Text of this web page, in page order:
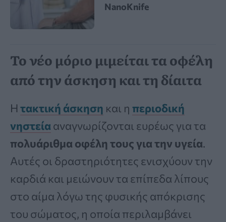
NanoKnife
Το νέο μόριο μιμείται τα οφέλη
από την άσκηση και τη δίαιτα
Η τακτική άσκηση και η περιοδική
νηστεία αναγνωρίζονται ευρέως για τα
πολυάριθμα οφέλη τους για την υγεία.
Αυτές οι δραστηριότητες ενισχύουν την
καρδιά και μειώνουν τα επίπεδα λίπους
στο αίμα λόγω της φυσικής απόκρισης
του σώματος, η οποία περιλαμβάνει